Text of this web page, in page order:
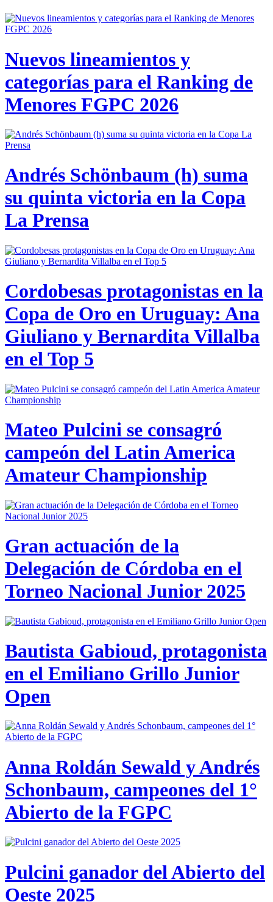
Nuevos lineamientos y
categorías para el Ranking de
Menores FGPC 2026
Andrés Schönbaum (h) suma
su quinta victoria en la Copa
La Prensa
Cordobesas protagonistas en la
Copa de Oro en Uruguay: Ana
Giuliano y Bernardita Villalba
en el Top 5
Mateo Pulcini se consagró
campeón del Latin America
Amateur Championship
Gran actuación de la
Delegación de Córdoba en el
Torneo Nacional Junior 2025
Bautista Gabioud, protagonista
en el Emiliano Grillo Junior
Open
Anna Roldán Sewald y Andrés
Schonbaum, campeones del 1°
Abierto de la FGPC
Pulcini ganador del Abierto del
Oeste 2025